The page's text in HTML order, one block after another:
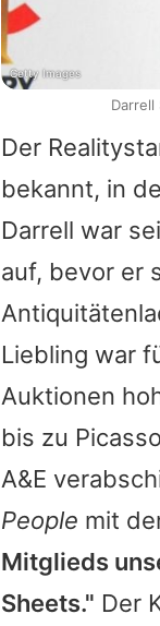
Der
bekannt, in
Darrell war
auf, bevor er
Liebling war
Auktionen
bis zu
A&E
People mit
Mitglieds
Sheets." Der
Getty Images